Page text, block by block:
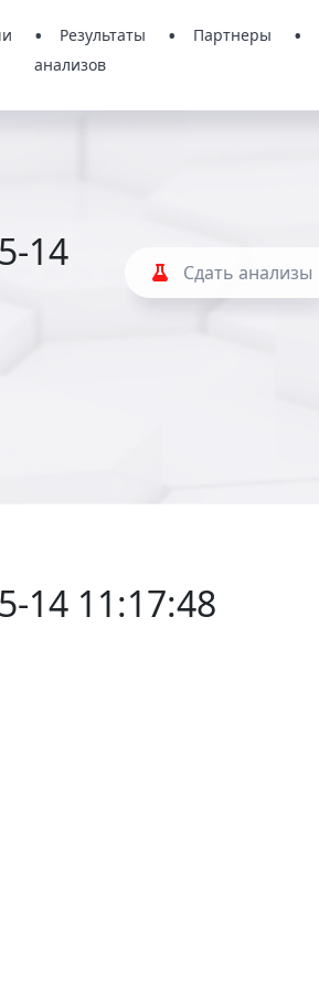
Результаты
анализов
Партнеры
14
Сдать анализы
14 11:17:48